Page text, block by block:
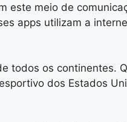
este meio de
apps utilizam a
todos os continentes.
dos Estados